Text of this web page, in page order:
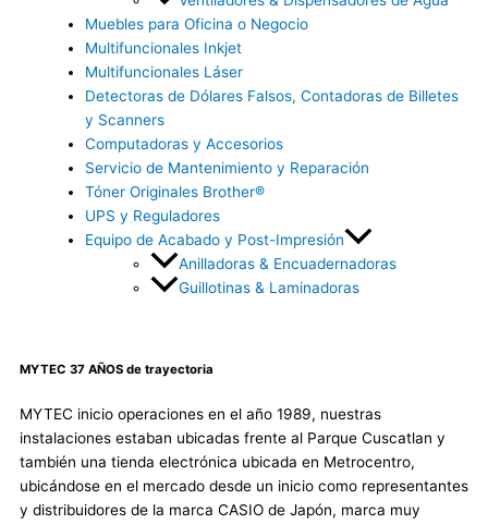
Muebles para Oficina o Negocio
Multifuncionales Inkjet
Multifuncionales Láser
Detectoras de Dólares Falsos, Contadoras de Billetes
y Scanners
Computadoras y Accesorios
Servicio de Mantenimiento y Reparación
Tóner Originales Brother®
UPS y Reguladores
Equipo de Acabado y Post-Impresión
Anilladoras & Encuadernadoras
Guillotinas & Laminadoras
MYTEC 37 AÑOS de trayectoria
MYTEC inicio operaciones en el año 1989, nuestras
instalaciones estaban ubicadas frente al Parque Cuscatlan y
también una tienda electrónica ubicada en Metrocentro,
ubicándose en el mercado desde un inicio como representantes
y distribuidores de la marca CASIO de Japón, marca muy